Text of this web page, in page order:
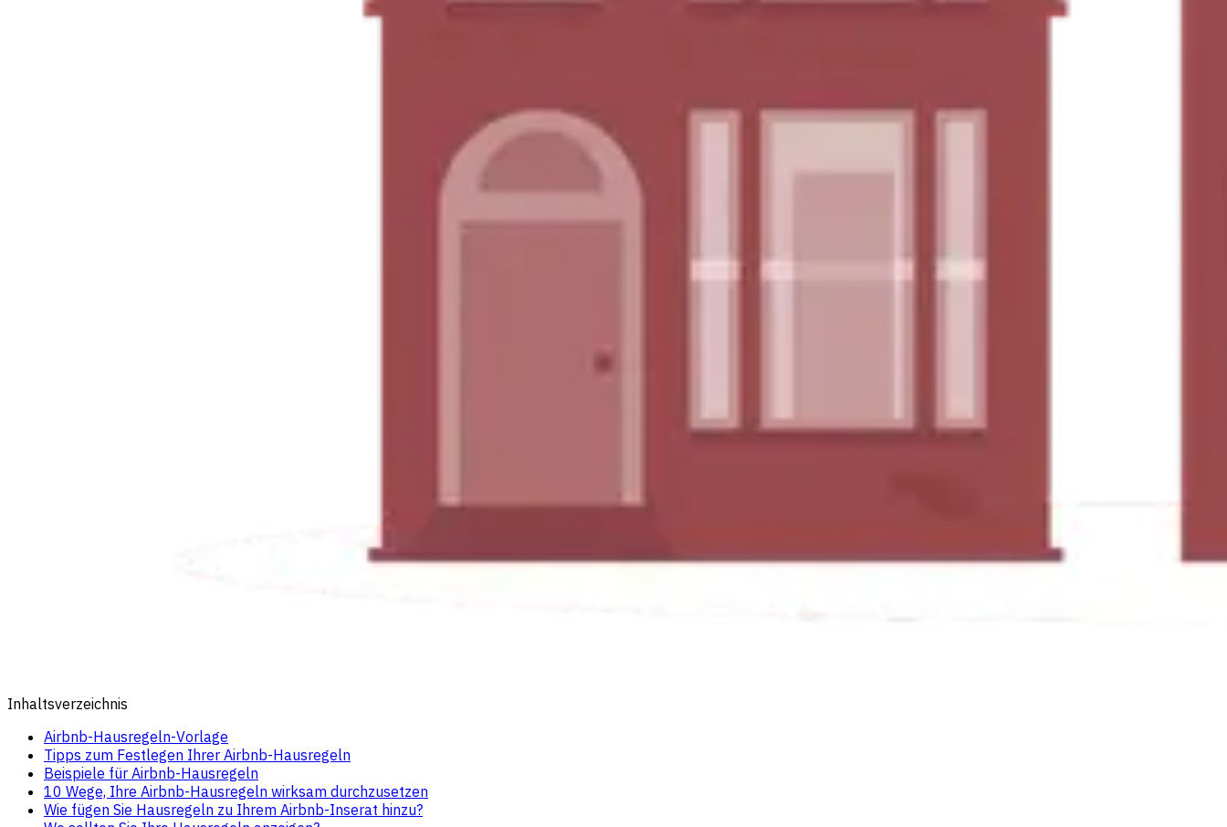
Inhaltsverzeichnis
Airbnb-Hausregeln-Vorlage
Tipps zum Festlegen Ihrer Airbnb-Hausregeln
Beispiele für Airbnb-Hausregeln
10 Wege, Ihre Airbnb-Hausregeln wirksam durchzusetzen
Wie fügen Sie Hausregeln zu Ihrem Airbnb-Inserat hinzu?